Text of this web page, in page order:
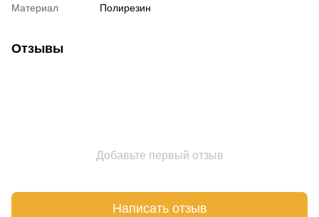
Материал Полирезин
Отзывы
Добавьте первый отзыв
Написать отзыв